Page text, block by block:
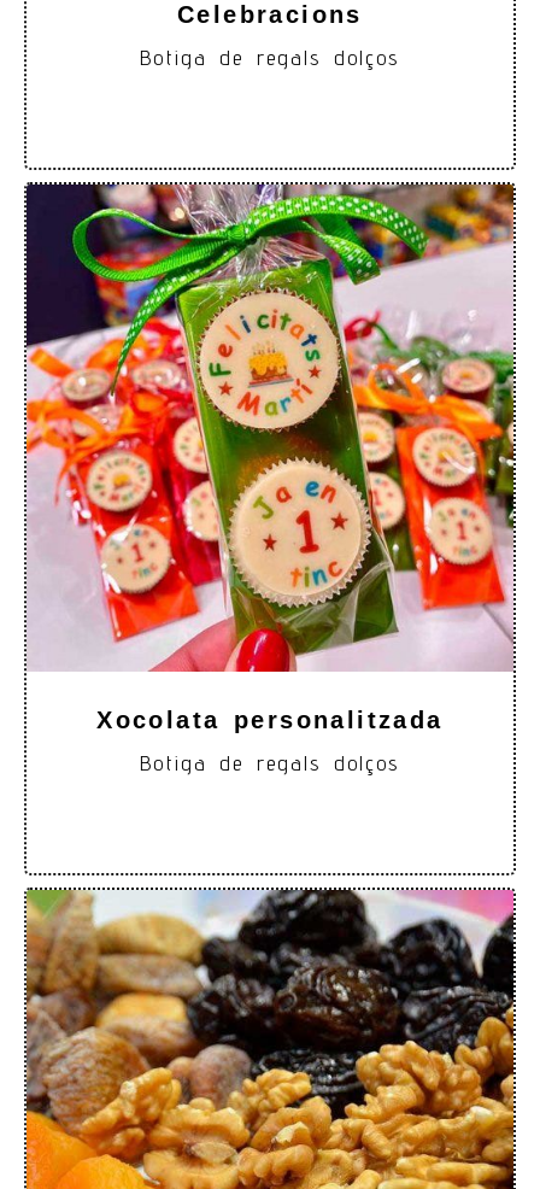
Celebracions
Botiga de regals dolços
Xocolata personalitzada
Botiga de regals dolços